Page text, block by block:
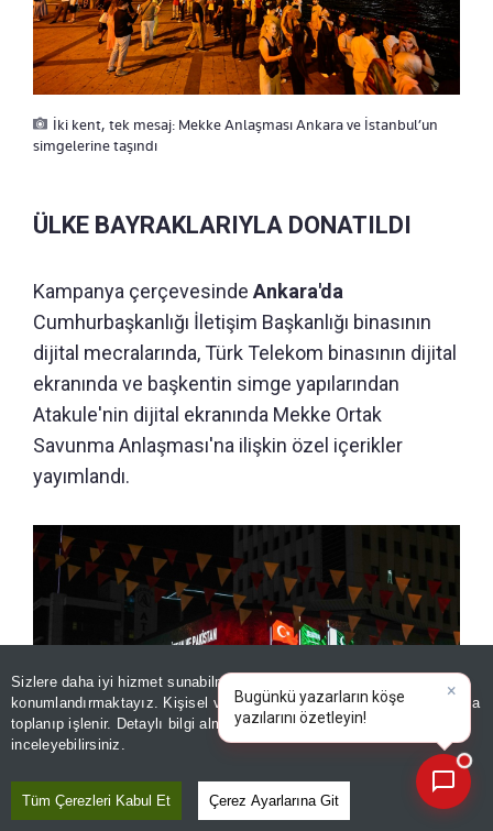
Sizlere daha iyi hizmet sunabilmek adına sitemizde
konumlandırmaktayız. Kişisel verileriniz, KVKK ve GDPR kapsamında
toplanıp işlenir. Detaylı bilgi almak içinAydınlatma Metnimizi
inceleyebilirsiniz.
Tüm Çerezleri Kabul Et Çerez Ayarlarına Git
İki kent, tek mesaj: Mekke Anlaşması Ankara ve İstanbul’un
simgelerine taşındı
ÜLKE BAYRAKLARIYLA DONATILDI
Kampanya çerçevesinde Ankara'da
Cumhurbaşkanlığı İletişim Başkanlığı binasının
dijital mecralarında, Türk Telekom binasının dijital
ekranında ve başkentin simge yapılarından
Atakule'nin dijital ekranında Mekke Ortak
Savunma Anlaşması'na ilişkin özel içerikler
yayımlandı.
Bugünkü yazarların k